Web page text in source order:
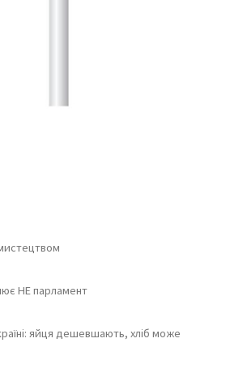
НЕ парламент
яйця дешевшають, хліб може